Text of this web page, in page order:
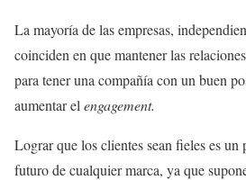
La mayoría de las empresas,
coinciden en que mantener las
para tener una compañía con un buen
aumentar el engagement.
Lograr que los clientes sean fieles es un
futuro de cualquier marca, ya que